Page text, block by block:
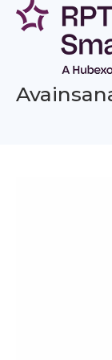
Siirry
sisältöön